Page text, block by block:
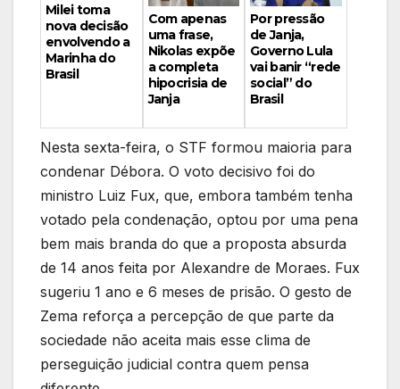
Milei toma
nova decisão
envolvendo a
Marinha do
Brasil
Com apenas
uma frase,
Nikolas expõe
a completa
hipocrisia de
Janja
Por pressão
de Janja,
Governo Lula
vai banir “rede
social” do
Brasil
Nesta sexta-feira, o STF formou maioria para
condenar Débora. O voto decisivo foi do
ministro Luiz Fux, que, embora também tenha
votado pela condenação, optou por uma pena
bem mais branda do que a proposta absurda
de 14 anos feita por Alexandre de Moraes. Fux
sugeriu 1 ano e 6 meses de prisão. O gesto de
Zema reforça a percepção de que parte da
sociedade não aceita mais esse clima de
perseguição judicial contra quem pensa